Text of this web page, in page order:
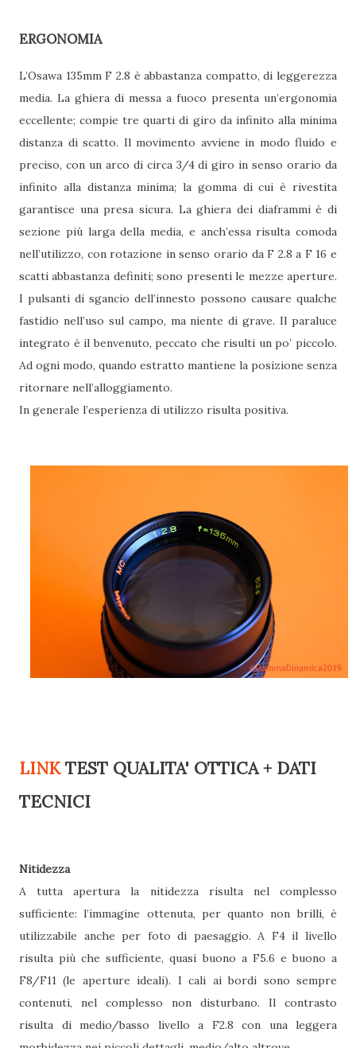
ERGONOMIA
L’Osawa 135mm F 2.8 è abbastanza compatto, di leggerezza
media. La ghiera di messa a fuoco presenta un’ergonomia
eccellente; compie tre quarti di giro da infinito alla minima
distanza di scatto. Il movimento avviene in modo fluido e
preciso, con un arco di circa 3/4 di giro in senso orario da
infinito alla distanza minima; la gomma di cui è rivestita
garantisce una presa sicura. La ghiera dei diaframmi è di
sezione più larga della media, e anch’essa risulta comoda
nell’utilizzo, con rotazione in senso orario da F 2.8 a F 16 e
scatti abbastanza definiti; sono presenti le mezze aperture.
I pulsanti di sgancio dell’innesto possono causare qualche
fastidio nell’uso sul campo, ma niente di grave. Il paraluce
integrato è il benvenuto, peccato che risulti un po’ piccolo.
Ad ogni modo, quando estratto mantiene la posizione senza
ritornare nell’alloggiamento.
In generale l’esperienza di utilizzo risulta positiva.
LINKTEST QUALITA' OTTICA + DATI
TECNICI
Nitidezza
A tutta apertura la nitidezza risulta nel complesso
sufficiente: l’immagine ottenuta, per quanto non brilli, è
utilizzabile anche per foto di paesaggio. A F4 il livello
risulta più che sufficiente, quasi buono a F5.6 e buono a
F8/F11 (le aperture ideali). I cali ai bordi sono sempre
contenuti, nel complesso non disturbano. Il contrasto
risulta di medio/basso livello a F2.8 con una leggera